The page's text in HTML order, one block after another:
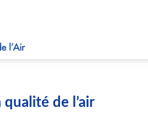
qualité de l’air